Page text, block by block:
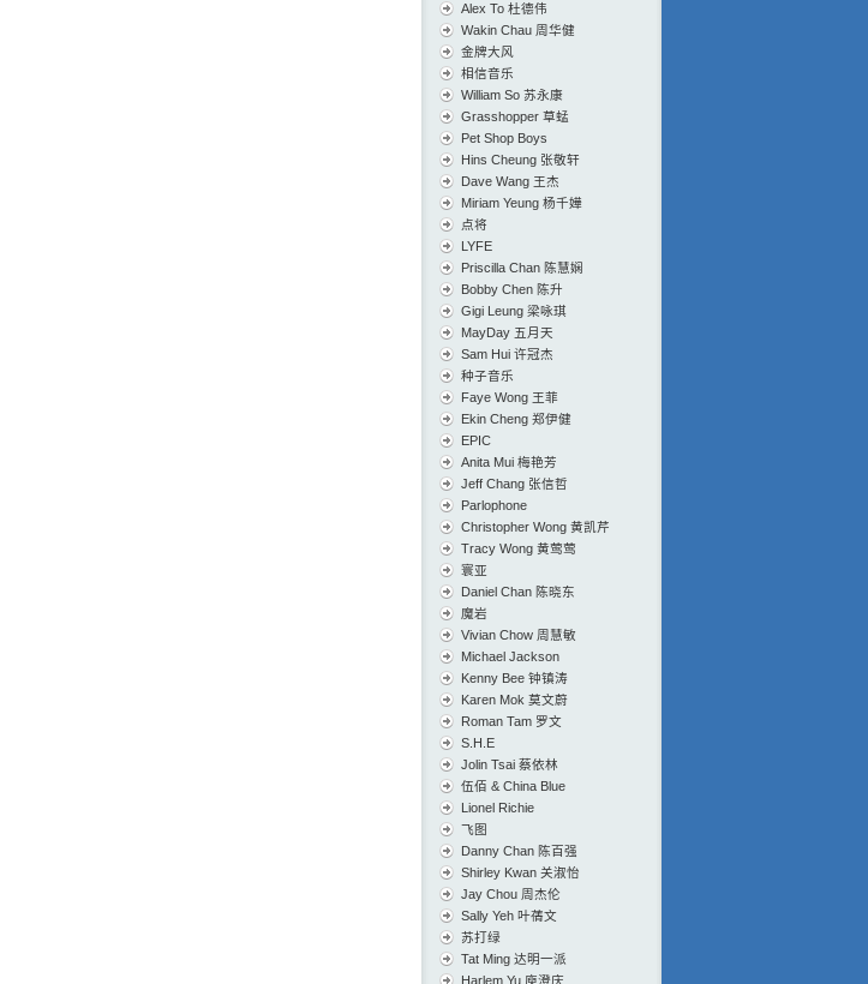
Alex To 杜德伟
Wakin Chau 周华健
金牌大风
相信音乐
William So 苏永康
Grasshopper 草蜢
Pet Shop Boys
Hins Cheung 张敬轩
Dave Wang 王杰
Miriam Yeung 杨千嬅
点将
LYFE
Priscilla Chan 陈慧娴
Bobby Chen 陈升
Gigi Leung 梁咏琪
MayDay 五月天
Sam Hui 许冠杰
种子音乐
Faye Wong 王菲
Ekin Cheng 郑伊健
EPIC
Anita Mui 梅艳芳
Jeff Chang 张信哲
Parlophone
Christopher Wong 黄凯芹
Tracy Wong 黄莺莺
寰亚
Daniel Chan 陈晓东
魔岩
Vivian Chow 周慧敏
Michael Jackson
Kenny Bee 钟镇涛
Karen Mok 莫文蔚
Roman Tam 罗文
S.H.E
Jolin Tsai 蔡依林
伍佰 & China Blue
Lionel Richie
飞图
Danny Chan 陈百强
Shirley Kwan 关淑怡
Jay Chou 周杰伦
Sally Yeh 叶蒨文
苏打绿
Tat Ming 达明一派
Harlem Yu 庾澄庆